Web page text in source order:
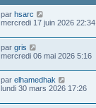
par hsarc
mercredi 17 juin 2026 22:34
par gris
mercredi 06 mai 2026 5:16
par elhamedhak
lundi 30 mars 2026 17:26